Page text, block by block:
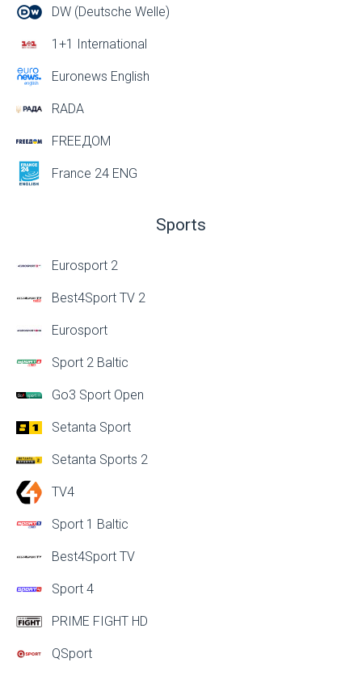
DW (Deutsche Welle)
1+1 International
Euronews English
RADA
FREEДОМ
France 24 ENG
Sports
Eurosport 2
Best4Sport TV 2
Eurosport
Sport 2 Baltic
Go3 Sport Open
Setanta Sport
Setanta Sports 2
TV4
Sport 1 Baltic
Best4Sport TV
Sport 4
PRIME FIGHT HD
QSport